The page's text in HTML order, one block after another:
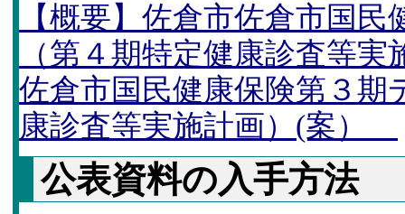
【概要】佐倉市佐倉市国
（第４期特定健康診査等実
佐倉市国民健康保険第３期
康診査等実施計画）(案）
公表資料の入手方法